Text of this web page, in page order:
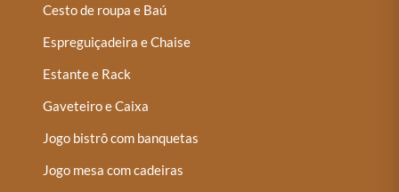
Cesto de roupa e Baú
Espreguiçadeira e Chaise
Estante e Rack
Gaveteiro e Caixa
Jogo bistrô com banquetas
Jogo mesa com cadeiras